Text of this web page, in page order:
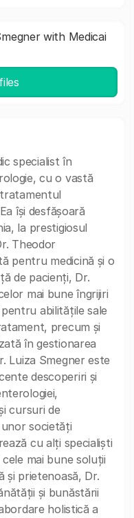
with Medicai
specialist în
cu o vastă
își desfășoară
la prestigiosul
Theodor
pentru medicină și o
de pacienți, Dr.
mai bune îngrijiri
abilitățile sale
precum și
în gestionarea
Luiza Smegner este
descoperiri și
cursuri de
societăți
cu alți specialiști
mai bune soluții
și prietenoasă, Dr.
și bunăstării
holistică a